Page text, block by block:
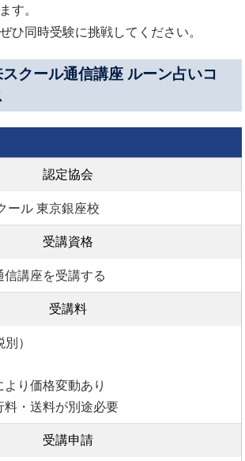
す。
ひ同時受験に挑戦してください。
クール通信講座 ルーン占いコ
認定協会
ール 東京銀座校
受講資格
講座を受講する
受講料
）
り価格変動あり
・送料が別途必要
受講申請